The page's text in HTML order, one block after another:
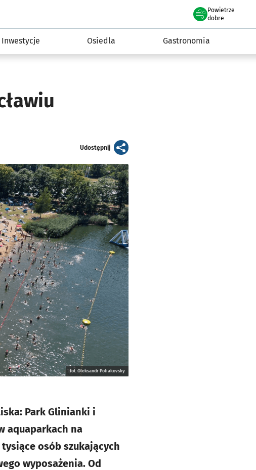
Dla mieszkańca
Powietrze
we Wrocławiu
dobre
Inwestycje Osiedla Gastronomia
Udostępnijartykuł
fot. Oleksandr Poliakovsky
Park Glinianki i
aquaparkach na
osób szukających
wyposażenia. Od